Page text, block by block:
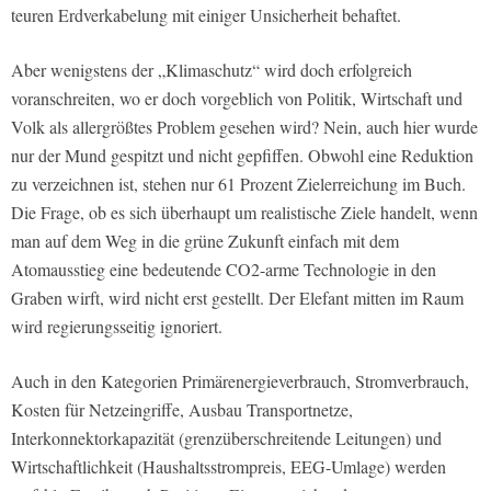
teuren Erdverkabelung mit einiger Unsicherheit behaftet.
Aber wenigstens der „Klimaschutz“ wird doch erfolgreich
voranschreiten, wo er doch vorgeblich von Politik, Wirtschaft und
Volk als allergrößtes Problem gesehen wird? Nein, auch hier wurde
nur der Mund gespitzt und nicht gepfiffen. Obwohl eine Reduktion
zu verzeichnen ist, stehen nur 61 Prozent Zielerreichung im Buch.
Die Frage, ob es sich überhaupt um realistische Ziele handelt, wenn
man auf dem Weg in die grüne Zukunft einfach mit dem
Atomausstieg eine bedeutende CO2-arme Technologie in den
Graben wirft, wird nicht erst gestellt. Der Elefant mitten im Raum
wird regierungsseitig ignoriert.
Auch in den Kategorien Primärenergieverbrauch, Stromverbrauch,
Kosten für Netzeingriffe, Ausbau Transportnetze,
Interkonnektorkapazität (grenzüberschreitende Leitungen) und
Wirtschaftlichkeit (Haushaltsstrompreis, EEG-Umlage) werden